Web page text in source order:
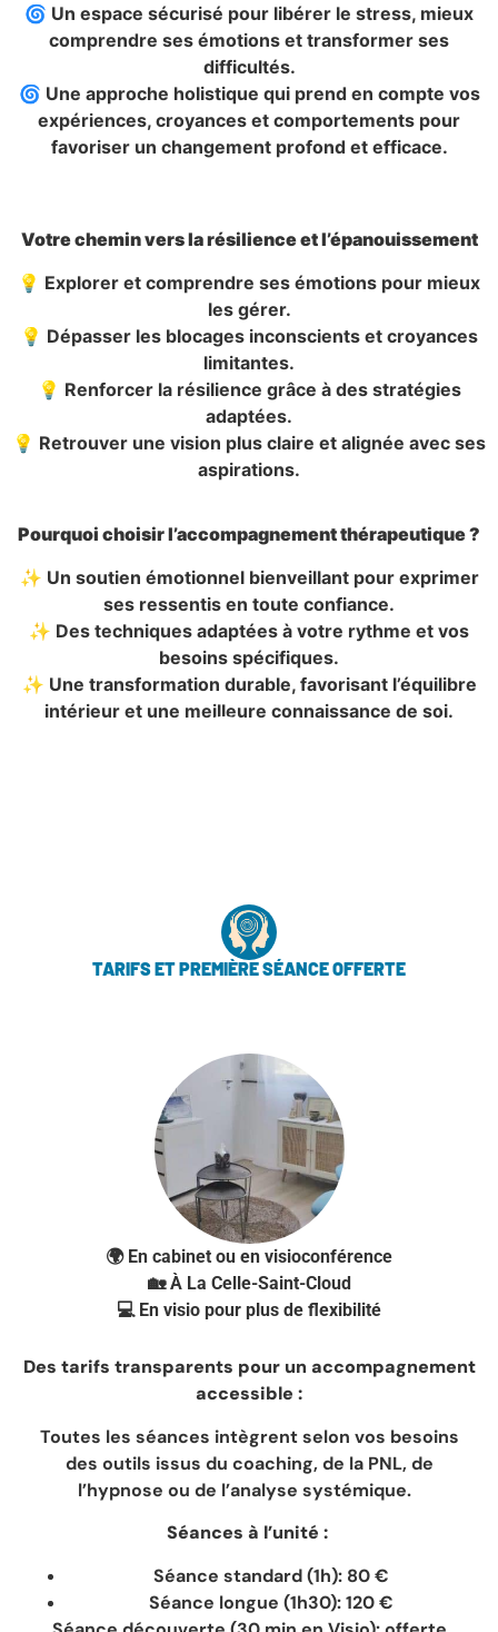
Votre chemin vers la résilience et l’épanouissement
💡 Explorer et comprendre ses émotions pour mieux
les gérer.
💡 Dépasser les blocages inconscients et croyances
limitantes.
💡 Renforcer la résilience grâce à des stratégies
adaptées.
💡 Retrouver une vision plus claire et alignée avec ses
aspirations.
🌀 Un espace sécurisé pour libérer le stress, mieux
comprendre ses émotions et transformer ses
difficultés.
🌀 Une approche holistique qui prend en compte vos
expériences, croyances et comportements pour
favoriser un changement profond et efficace.
Pourquoi choisir l’accompagnement thérapeutique ?
✨ Un soutien émotionnel bienveillant pour exprimer
ses ressentis en toute confiance.
✨ Des techniques adaptées à votre rythme et vos
besoins spécifiques.
✨ Une transformation durable, favorisant l’équilibre
intérieur et une meilleure connaissance de soi.
TARIFS ET PREMIÈRE SÉANCE OFFERTE
Des tarifs transparents pour un accompagnement
accessible :
Toutes les séances intègrent selon vos besoins
des outils issus du coaching, de la PNL, de
l’hypnose ou de l’analyse systémique.
Séances à l’unité :
Séance standard (1h): 80 €
Séance longue (1h30): 120 €
🌍 En cabinet ou en visioconférence
🏡 À La Celle-Saint-Cloud
💻 En visio pour plus de flexibilité